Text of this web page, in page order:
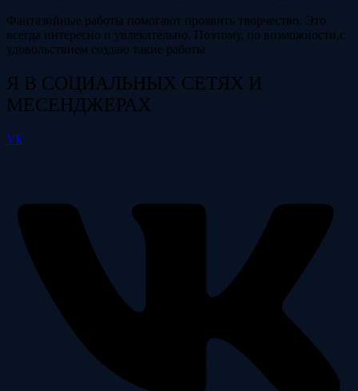
Фантазийные работы помогают проявить творчество. Это
всегда интересно и увлекательно. Поэтому, по возможности,с
удовольствием создаю такие работы
Я В СОЦИАЛЬНЫХ СЕТЯХ И
МЕСЕНДЖЕРАХ
Vk